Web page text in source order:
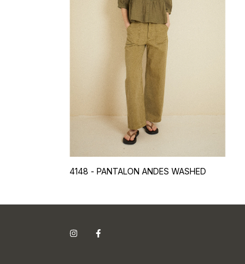
4148 - PANTALON ANDES WASHED